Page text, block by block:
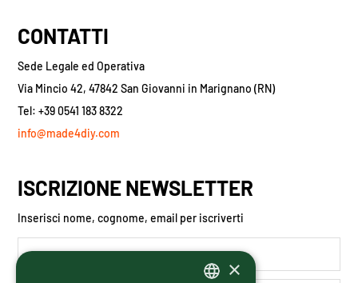
CONTATTI
Sede Legale ed Operativa
Via Mincio 42, 47842 San Giovanni in Marignano (RN)
Tel: +39 0541 183 8322
info@made4diy.com
ISCRIZIONE NEWSLETTER
Inserisci nome, cognome, email per iscriverti
×